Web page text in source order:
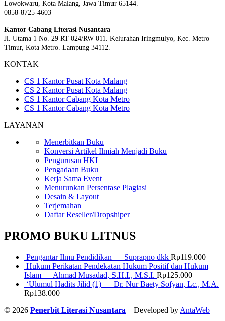
Lowokwaru, Kota Malang, Jawa Timur 65144.
0858-8725-4603
Kantor Cabang Literasi Nusantara
Jl. Utama 1 No. 29 RT 024/RW 011. Kelurahan Iringmulyo, Kec. Metro
Timur, Kota Metro. Lampung 34112.
KONTAK
CS 1 Kantor Pusat Kota Malang
CS 2 Kantor Pusat Kota Malang
CS 1 Kantor Cabang Kota Metro
CS 1 Kantor Cabang Kota Metro
LAYANAN
Menerbitkan Buku
Konversi Artikel Ilmiah Menjadi Buku
Pengurusan HKI
Pengadaan Buku
Kerja Sama Event
Menurunkan Persentase Plagiasi
Desain & Layout
Terjemahan
Daftar Reseller/Dropshiper
PROMO BUKU LITNUS
Pengantar Ilmu Pendidikan — Suprapno dkk Rp119.000
Hukum Perikatan Pendekatan Hukum Positif dan Hukum
Islam — Ahmad Musadad, S.H.I., M.S.I. Rp125.000
‘Ulumul Hadits Jilid (1) — Dr. Nur Baety Sofyan, Lc., M.A.
Rp138.000
© 2026 Penerbit Literasi Nusantara – Developed by AntaWeb